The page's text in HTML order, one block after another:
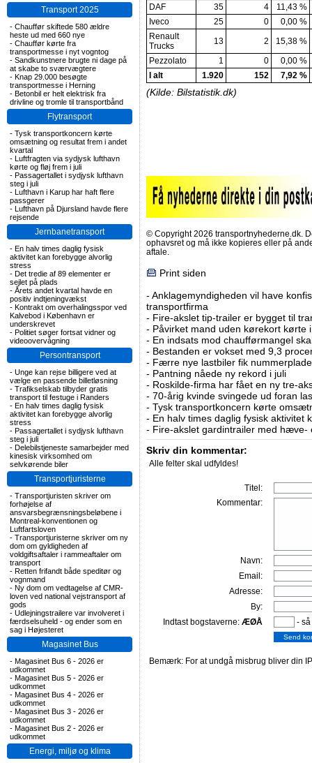
Transport 2025
- Chauffør skiftede 580 ældre
heste ud med 660 nye
- Chauffør kørte fra
transportmesse i nyt vogntog
- Sandkunstnere brugte ni dage på
at skabe to sværvægtere
- Knap 29.000 besøgte
transportmesse i Herning
- Betonbil er helt elektrisk fra
drivline og tromle til transportbånd
Flytransport
- Tysk transportkoncern kørte
omsætning og resultat frem i andet
kvartal
- Luftfragten via sydjysk lufthavn
kørte og fløj frem i juli
- Passagertallet i sydjysk lufthavn
steg i juli
- Lufthavn i Karup har haft flere
passgerer
- Lufthavn på Djursland havde flere
rejsende
Jernbanetransport
- En halv times daglig fysisk
aktivitet kan forebygge alvorlig
stress
- Det tredie af 89 elementer er
sejlet på plads
- Årets andet kvartal havde en
positiv indtjeningvækst
- Kontrakt om overhalingsspor ved
Kalvebod i København er
underskrevet
- Politiet søger fortsat vidner og
videoovervågning
Persontransport
- Unge kan rejse billigere ved at
vælge en passende billetløsning
- Trafikselskab tilbyder gratis
transport til festuge i Randers
- En halv times daglig fysisk
aktivitet kan forebygge alvorlig
stress
- Passagertallet i sydjysk lufthavn
steg i juli
- Delebilstjeneste samarbejder med
kinesisk virksomhed om
selvkørende biler
Transportjuristerne
- Transportjuristen skriver om
forhøjelse af
ansvarsbegrænsningsbeløbene i
Montreal-konventionen og
Luftfartsloven
- Transportjuristerne skriver om ny
dom om gyldigheden af
voldgiftsaftaler i rammeaftaler om
transport
- Retten frifandt både speditør og
vognmand
- Ny dom om vedtagelse af CMR-
loven ved national vejstransport af
gods
- Udlejningstrailere var involveret i
færdselsuheld - og ender som en
sag i Højesteret
Magasinet Bus
- Magasinet Bus 6 - 2026 er
udkommet
- Magasinet Bus 5 - 2026 er
udkommet
- Magasinet Bus 4 - 2026 er
udkommet
- Magasinet Bus 3 - 2026 er
udkommet
- Magasinet Bus 2 - 2026 er
udkommet
Energi, miljø og klima
DAF
35 4
11,43 %
Iveco
25 0
0,00 %
Renault
Trucks
13 2
15,38 %
Pezzolato
1 0
0,00 %
I alt
1.920 152 7,92 %
(Kilde: Bilstatistik.dk)
© Copyright 2026 transportnyhederne.dk.
ophavsret og må ikke kopieres eller på
aftale.
Print siden
- Anklagemyndigheden vil have
transportfirma
- Fire-akslet tip-trailer er bygget til
- Påvirket mand uden kørekort kørte
- En indsats mod chaufførmangel
- Bestanden er vokset med 9,3
- Færre nye lastbiler fik
- Pantning nåede ny rekord i juli
- Roskilde-firma har fået en ny tre-
- 70-årig kvinde svingede ud foran
- Tysk transportkoncern kørte
- En halv times daglig fysisk aktivitet
- Fire-akslet gardintrailer med hæve-
Skriv din kommentar:
Alle felter skal udfyldes!
Titel:
Kommentar:
Navn:
Email:
Adresse:
By:
Indtast bogstaverne: ÆØÅ -
Bemærk: For at undgå misbrug bliver din